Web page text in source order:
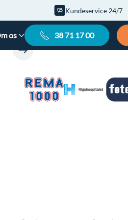
Kundeservice 24/7
os 38 71 17 00